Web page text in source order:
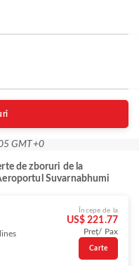
GMT+0
de zboruri de la
Suvarnabhumi
Începe de la
US$ 221.77
Preț/ Pax
Carte